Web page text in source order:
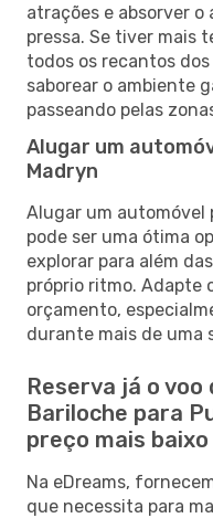
atrações e absorver o
pressa. Se tiver mais
todos os recantos
saborear o ambiente
passeando pelas
Alugar um
Madryn
Alugar um automóvel
pode ser uma ótima
explorar para além
próprio ritmo. Adapte
orçamento,
durante mais de uma
Reserva já o voo
Bariloche para
preço mais baixo
Na eDreams,
que necessita para